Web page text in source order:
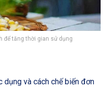
để tăng thời gian sử dụng
dụng và cách chế biến đơn